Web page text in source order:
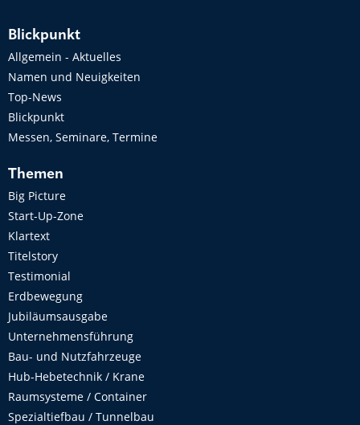
Blickpunkt
Allgemein - Aktuelles
Namen und Neuigkeiten
Top-News
Blickpunkt
Messen, Seminare, Termine
Themen
Big Picture
Start-Up-Zone
Klartext
Titelstory
Testimonial
Erdbewegung
Jubiläumsausgabe
Unternehmensführung
Bau- und Nutzfahrzeuge
Hub-Hebetechnik / Krane
Raumsysteme / Container
Spezialtiefbau / Tunnelbau